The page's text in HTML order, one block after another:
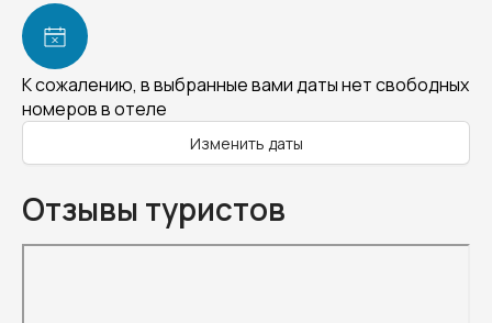
К сожалению, в выбранные вами даты нет свободных
номеров в отеле
Изменить даты
Отзывы туристов